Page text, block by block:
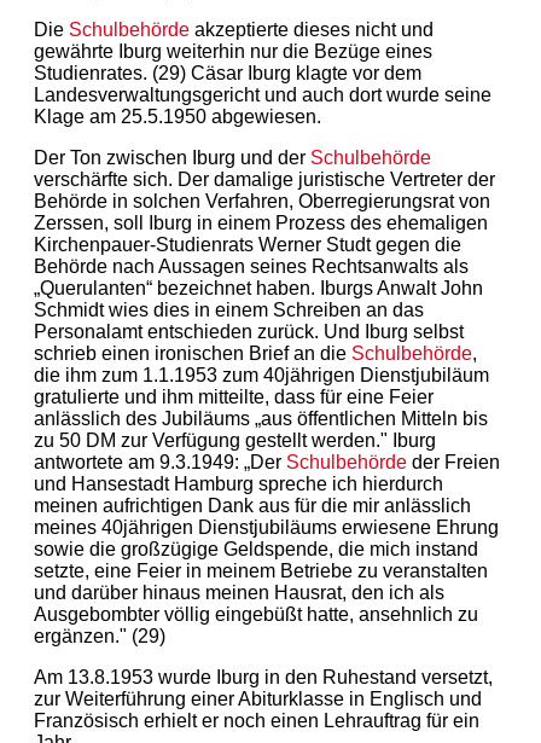
Die Schulbehörde akzeptierte dieses nicht und
gewährte Iburg weiterhin nur die Bezüge eines
Studienrates. (29) Cäsar Iburg klagte vor dem
Landesverwaltungsgericht und auch dort wurde seine
Klage am 25.5.1950 abgewiesen.
Der Ton zwischen Iburg und der Schulbehörde
verschärfte sich. Der damalige juristische Vertreter der
Behörde in solchen Verfahren, Oberregierungsrat von
Zerssen, soll Iburg in einem Prozess des ehemaligen
Kirchenpauer-Studienrats Werner Studt gegen die
Behörde nach Aussagen seines Rechtsanwalts als
„Querulanten“ bezeichnet haben. Iburgs Anwalt John
Schmidt wies dies in einem Schreiben an das
Personalamt entschieden zurück. Und Iburg selbst
schrieb einen ironischen Brief an die Schulbehörde,
die ihm zum 1.1.1953 zum 40jährigen Dienstjubiläum
gratulierte und ihm mitteilte, dass für eine Feier
anlässlich des Jubiläums „aus öffentlichen Mitteln bis
zu 50 DM zur Verfügung gestellt werden." Iburg
antwortete am 9.3.1949: „Der Schulbehörde der Freien
und Hansestadt Hamburg spreche ich hierdurch
meinen aufrichtigen Dank aus für die mir anlässlich
meines 40jährigen Dienstjubiläums erwiesene Ehrung
sowie die großzügige Geldspende, die mich instand
setzte, eine Feier in meinem Betriebe zu veranstalten
und darüber hinaus meinen Hausrat, den ich als
Ausgebombter völlig eingebüßt hatte, ansehnlich zu
ergänzen." (29)
Am 13.8.1953 wurde Iburg in den Ruhestand versetzt,
zur Weiterführung einer Abiturklasse in Englisch und
Französisch erhielt er noch einen Lehrauftrag für ein